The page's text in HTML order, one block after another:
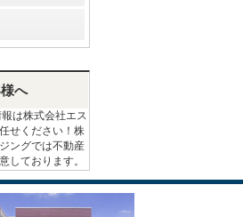
へ
は株式会社エス
せください！株
ングでは不動産
しております。